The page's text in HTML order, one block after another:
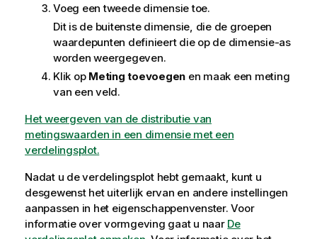
Voeg een tweede dimensie toe.
Dit is de buitenste dimensie, die de groepen
waardepunten definieert die op de dimensie-as
worden weergegeven.
Klik op Meting toevoegen en maak een meting
van een veld.
Het weergeven van de distributie van
metingswaarden in een dimensie met een
verdelingsplot.
Nadat u de verdelingsplot hebt gemaakt, kunt u
desgewenst het uiterlijk ervan en andere instellingen
aanpassen in het eigenschappenvenster.Voor
informatie over vormgeving gaat u naar De